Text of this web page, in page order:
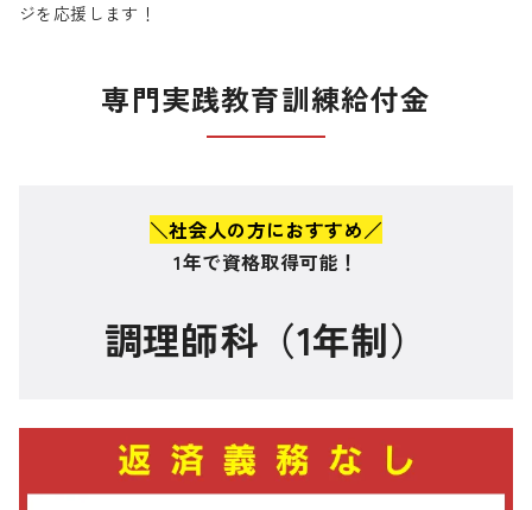
ジを応援します！
専門実践教育訓練給付金
＼社会人の方におすすめ／
1年で資格取得可能 ！
調理師科（1年制）